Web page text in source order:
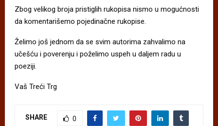
Zbog velikog broja pristiglih rukopisa nismo u mogućnosti
da komentarišemo pojedinačne rukopise.
Želimo još jednom da se svim autorima zahvalimo na
učešću i poverenju i poželimo uspeh u daljem radu u
poeziji.
Vaš Treći Trg
SHARE 0